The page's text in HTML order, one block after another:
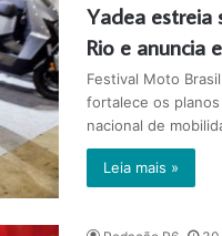
Yadea estreia
Rio e anuncia
Festival Moto
fortalece os planos
nacional de
Leia mais »